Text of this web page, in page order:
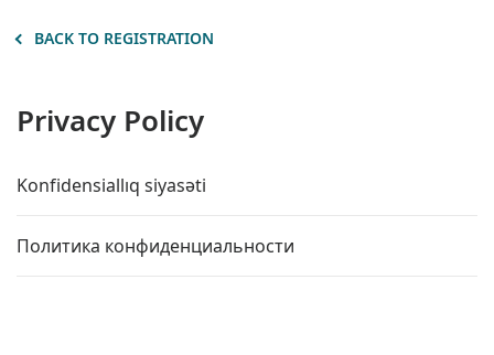
BACK TO REGISTRATION
Privacy Policy
Konfidensiallıq siyasəti
Политика конфиденциальности